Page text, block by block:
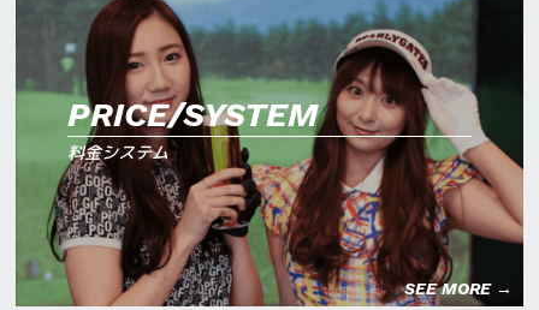
PRICE/SYSTEM
料金システム
SEE MORE →